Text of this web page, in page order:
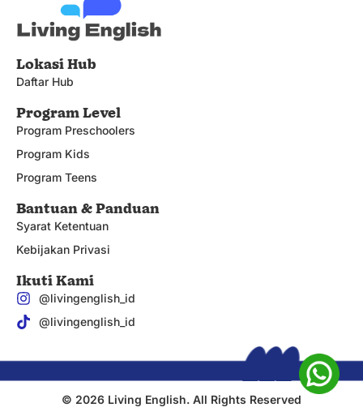
Lokasi Hub
Daftar Hub
Program Level
Program Preschoolers
Program Kids
Program Teens
Bantuan & Panduan
Syarat Ketentuan
Kebijakan Privasi
Ikuti Kami
@livingenglish_id
@livingenglish_id
© 2026 Living English. All Rights Reserved